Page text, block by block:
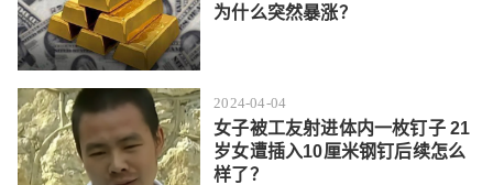
为什么突然暴涨？
2024-04-04
女子被工友射进体内一枚钉子 21
岁女遭插入10厘米钢钉后续怎么
样了？